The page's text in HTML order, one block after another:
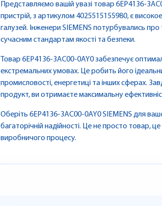
Представляємо вашій увазі товар 6EP4136-
пристрій, з артикулом 4025515155980, є
галузей. Інженери SIEMENS потурбувались
сучасним стандартам якості та безпеки.
Товар 6EP4136-3AC00-0AY0 забезпечує
екстремальних умовах. Це робить його
промисловості, енергетиці та інших сферах.
продукт, ви отримаєте максимальну
Оберіть 6EP4136-3AC00-0AY0 SIEMENS для
багаторічній надійності. Це не просто товар,
виробничого процесу.